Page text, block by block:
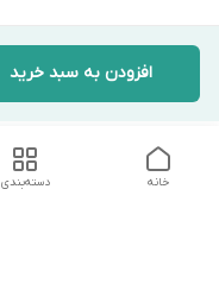
افزودن به سبد خرید
دسته‌بندی خانه